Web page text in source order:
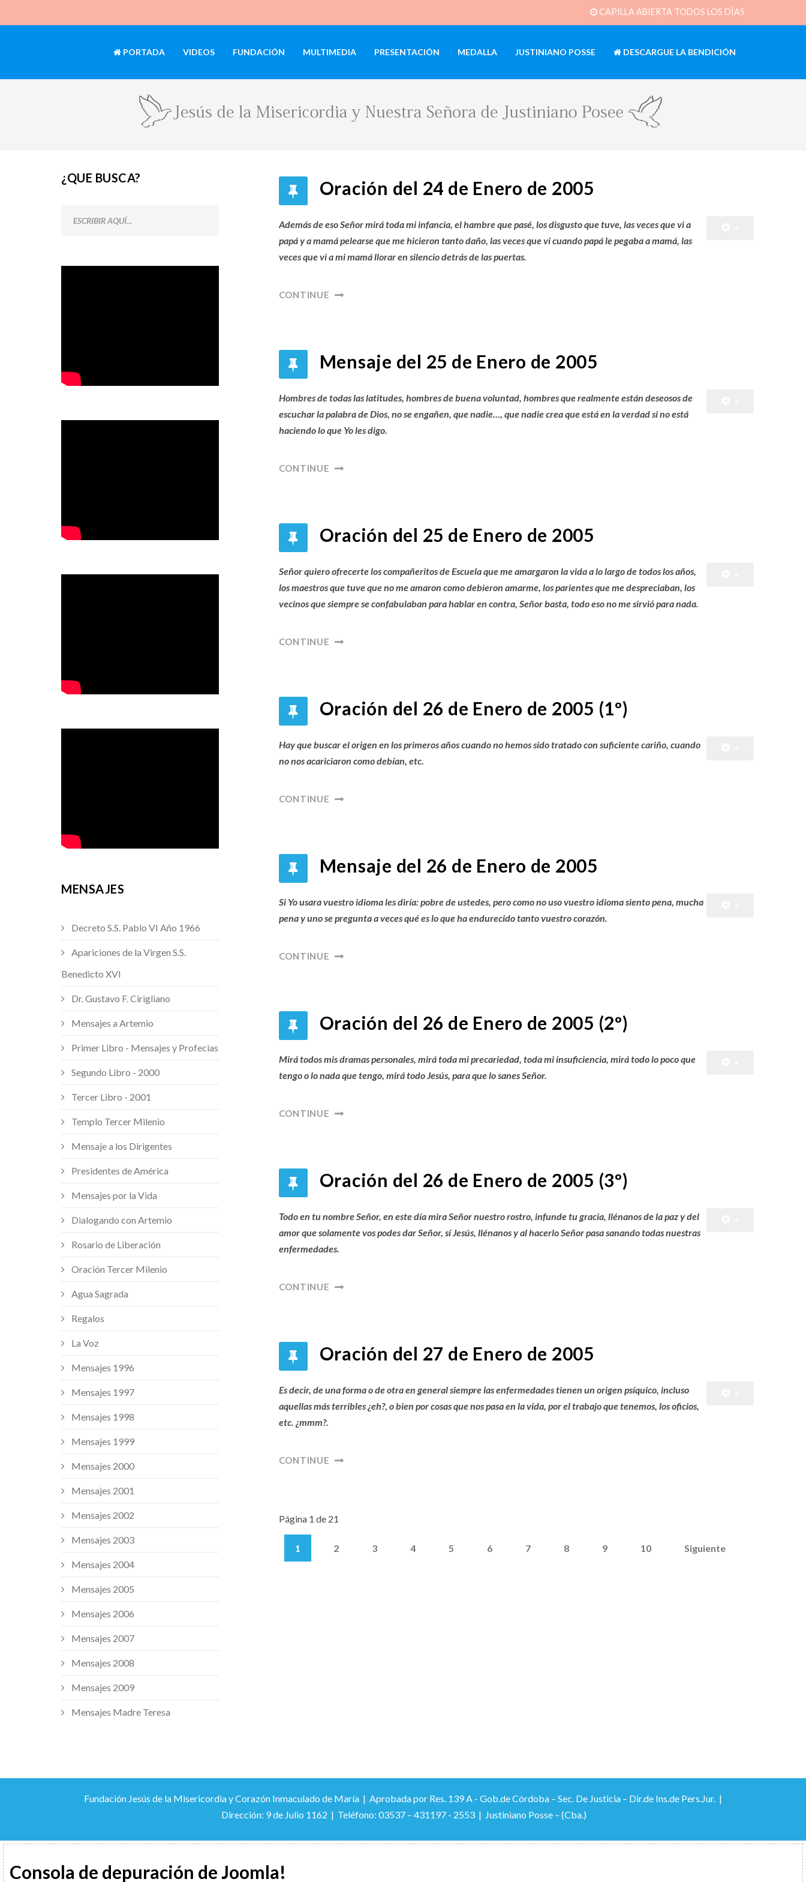
CAPILLA ABIERTA TODOS LOS DÍAS
PORTADA VIDEOS FUNDACIÓN MULTIMEDIA PRESENTACIÓN MEDALLA JUSTINIANO POSSE DESCARGUE LA BENDICIÓN
¿QUE BUSCA?
MENSAJES
Decreto S.S. Pablo VI Año 1966
Apariciones de la Virgen S.S.
Benedicto XVI
Dr. Gustavo F. Cirigliano
Mensajes a Artemio
Primer Libro - Mensajes y Profecias
Segundo Libro - 2000
Tercer Libro - 2001
Templo Tercer Milenio
Mensaje a los Dirigentes
Presidentes de América
Mensajes por la Vida
Dialogando con Artemio
Rosario de Liberación
Oración Tercer Milenio
Agua Sagrada
Regalos
La Voz
Mensajes 1996
Mensajes 1997
Mensajes 1998
Mensajes 1999
Mensajes 2000
Mensajes 2001
Mensajes 2002
Mensajes 2003
Mensajes 2004
Mensajes 2005
Mensajes 2006
Mensajes 2007
Mensajes 2008
Mensajes 2009
Mensajes Madre Teresa
Oración del 24 de Enero de 2005
Además de eso Señor mirá toda mi infancia, el hambre que pasé, los disgusto que tuve, las veces que vi a
papá y a mamá pelearse que me hicieron tanto daño, las veces que vi cuando papá le pegaba a mamá, las
veces que vi a mi mamá llorar en silencio detrás de las puertas.
CONTINUE
Mensaje del 25 de Enero de 2005
Hombres de todas las latitudes, hombres de buena voluntad, hombres que realmente están deseosos de
escuchar la palabra de Dios, no se engañen, que nadie..., que nadie crea que está en la verdad si no está
haciendo lo que Yo les digo.
CONTINUE
Oración del 25 de Enero de 2005
Señor quiero ofrecerte los compañeritos de Escuela que me amargaron la vida a lo largo de todos los años,
los maestros que tuve que no me amaron como debieron amarme, los parientes que me despreciaban, los
vecinos que siempre se confabulaban para hablar en contra, Señor basta, todo eso no me sirvió para nada.
CONTINUE
Oración del 26 de Enero de 2005 (1º)
Hay que buscar el origen en los primeros años cuando no hemos sido tratado con suficiente cariño, cuando
no nos acariciaron como debían, etc.
CONTINUE
Mensaje del 26 de Enero de 2005
Si Yo usara vuestro idioma les diría: pobre de ustedes, pero como no uso vuestro idioma siento pena, mucha
pena y uno se pregunta a veces qué es lo que ha endurecido tanto vuestro corazón.
CONTINUE
Oración del 26 de Enero de 2005 (2º)
Mirá todos mis dramas personales, mirá toda mi precariedad, toda mi insuficiencia, mirá todo lo poco que
tengo o lo nada que tengo, mirá todo Jesús, para que lo sanes Señor.
CONTINUE
Oración del 26 de Enero de 2005 (3º)
Todo en tu nombre Señor, en este día mira Señor nuestro rostro, infunde tu gracia, llénanos de la paz y del
amor que solamente vos podes dar Señor, sí Jesús, llénanos y al hacerlo Señor pasa sanando todas nuestras
enfermedades.
CONTINUE
Oración del 27 de Enero de 2005
Es decir, de una forma o de otra en general siempre las enfermedades tienen un origen psíquico, incluso
aquellas más terribles ¿eh?, o bien por cosas que nos pasa en la vida, por el trabajo que tenemos, los oficios,
etc. ¿mmm?.
CONTINUE
Página 1 de 21
1 2 3 4 5 6 7 8 9 10 Siguiente
Fundación Jesús de la Misericordia y Corazón Inmaculado de María | Aprobada por Res. 139 A - Gob.de Córdoba – Sec. De Justicia – Dir.de Ins.de Pers.Jur. |
Dirección: 9 de Julio 1162 | Teléfono: 03537 – 431197 - 2553 | Justiniano Posse – (Cba.)
Consola de depuración de Joomla!